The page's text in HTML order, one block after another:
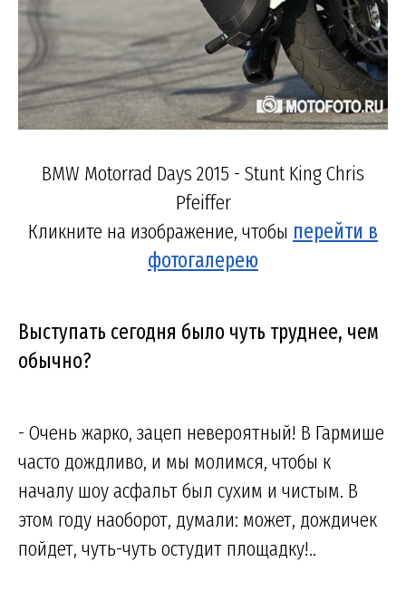
BMW Motorrad Days 2015 - Stunt King Chris
Pfeiffer
Кликните на изображение, чтобы перейти в
фотогалерею
Выступать сегодня было чуть труднее, чем
обычно?
- Очень жарко, зацеп невероятный! В Гармише
часто дождливо, и мы молимся, чтобы к
началу шоу асфальт был сухим и чистым. В
этом году наоборот, думали: может, дождичек
пойдет, чуть-чуть остудит площадку!..